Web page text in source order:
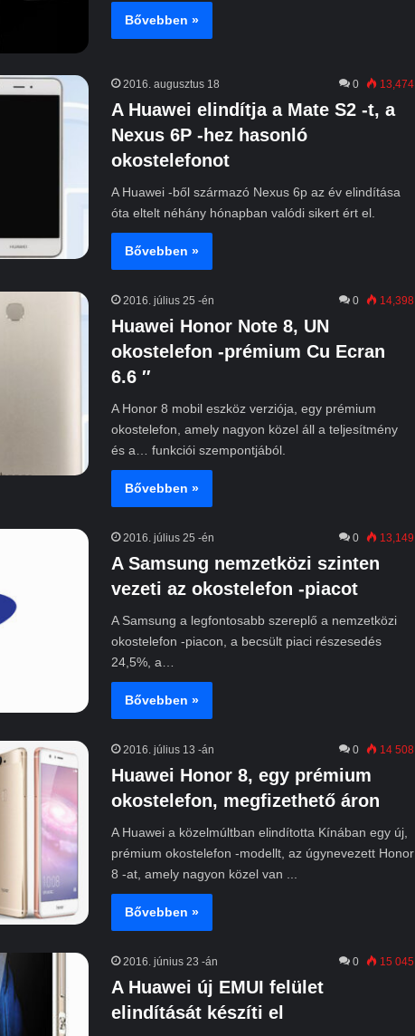
Bővebben »
2016. augusztus 18 0 13,474
A Huawei elindítja a Mate S2 -t, a
Nexus 6P -hez hasonló
okostelefonot
A Huawei -ből származó Nexus 6p az év elindítása
óta eltelt néhány hónapban valódi sikert ért el.
Bővebben »
2016. július 25 -én 0 14,398
Huawei Honor Note 8, UN
okostelefon -prémium Cu Ecran
6.6 ″
A Honor 8 mobil eszköz verziója, egy prémium
okostelefon, amely nagyon közel áll a teljesítmény
és a… funkciói szempontjából.
Bővebben »
2016. július 25 -én 0 13,149
A Samsung nemzetközi szinten
vezeti az okostelefon -piacot
A Samsung a legfontosabb szereplő a nemzetközi
okostelefon -piacon, a becsült piaci részesedés
24,5%, a…
Bővebben »
2016. július 13 -án 0 14 508
Huawei Honor 8, egy prémium
okostelefon, megfizethető áron
A Huawei a közelmúltban elindította Kínában egy új,
prémium okostelefon -modellt, az úgynevezett Honor
8 -at, amely nagyon közel van ...
Bővebben »
2016. június 23 -án 0 15 045
A Huawei új EMUI felület
elindítását készíti el